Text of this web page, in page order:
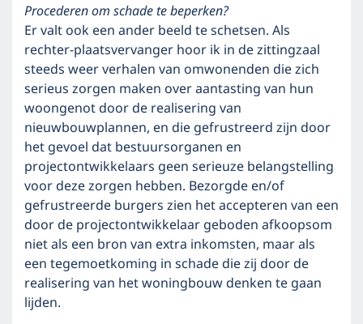
Procederen om schade te beperken?
Er valt ook een ander beeld te schetsen. Als
rechter-plaatsvervanger hoor ik in de zittingzaal
steeds weer verhalen van omwonenden die zich
serieus zorgen maken over aantasting van hun
woongenot door de realisering van
nieuwbouwplannen, en die gefrustreerd zijn door
het gevoel dat bestuursorganen en
projectontwikkelaars geen serieuze belangstelling
voor deze zorgen hebben. Bezorgde en/of
gefrustreerde burgers zien het accepteren van een
door de projectontwikkelaar geboden afkoopsom
niet als een bron van extra inkomsten, maar als
een tegemoetkoming in schade die zij door de
realisering van het woningbouw denken te gaan
lijden.